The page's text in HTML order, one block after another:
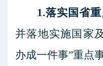
1.落实国省
并落地实施国家
办成一件事”重点